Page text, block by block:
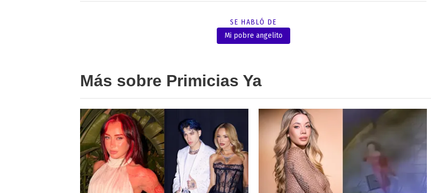
SE HABLÓ DE
Mi pobre angelito
Más sobre Primicias Ya